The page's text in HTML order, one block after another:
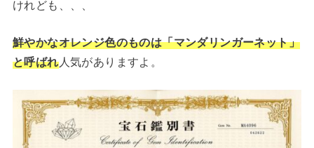
けれども、、、
鮮やかなオレンジ色のものは「マンダリンガーネット」
と呼ばれ人気がありますよ。